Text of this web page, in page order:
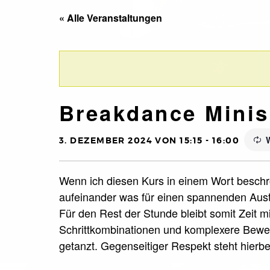
« Alle Veranstaltungen
Breakdance
3. DEZEMBER 2024 VON 15:15 - 16:00
Wenn ich diesen Kurs in einem Wort
aufeinander was für einen spannenden
Für den Rest der Stunde bleibt somit Zeit
Schrittkombinationen und komplexere
getanzt. Gegenseitiger Respekt steht